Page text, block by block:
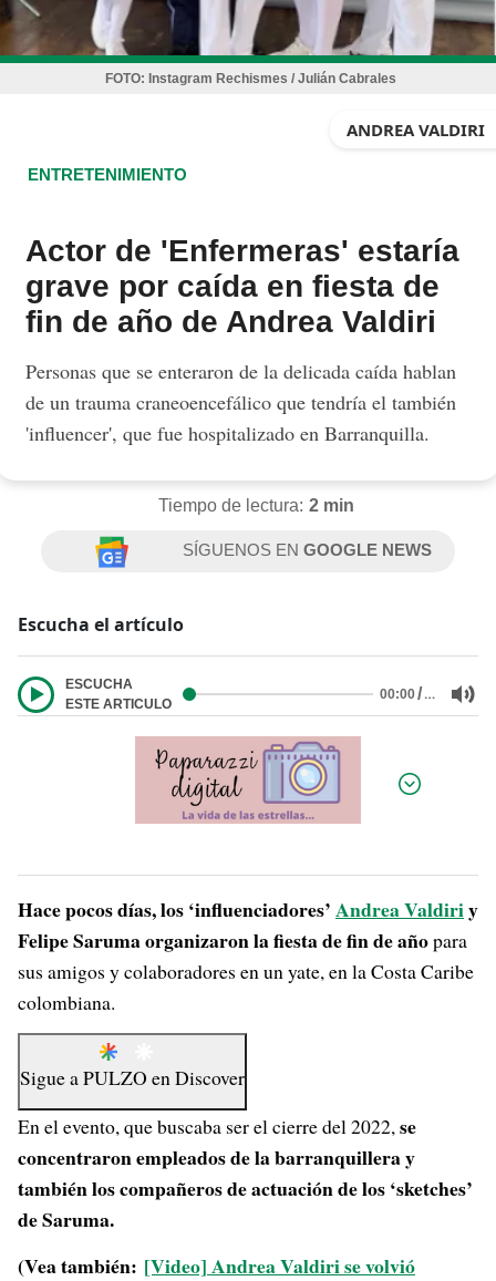
FOTO: Instagram Rechismes / Julián Cabrales
ANDREA VALDIRI
ENTRETENIMIENTO
Actor de 'Enfermeras' estaría
grave por caída en fiesta de
fin de año de Andrea Valdiri
Personas que se enteraron de la delicada caída hablan
de un trauma craneoencefálico que tendría el también
'influencer', que fue hospitalizado en Barranquilla.
Tiempo de lectura: 2 min
SÍGUENOS ENGOOGLE NEWS
Escucha el artículo
ESCUCHA
ESTE ARTICULO
00:00/…
Por:
Hace pocos días, los ‘influenciadores’Andrea Valdiriy
Felipe Saruma organizaron la fiesta de fin de añopara
sus amigos y colaboradores en un yate, en la Costa Caribe
colombiana.
Sigue aPULZO enDiscover
En el evento, que buscaba ser el cierre del 2022,se
concentraron empleados de la barranquillera y
también los compañeros de actuación de los ‘sketches’
de Saruma.
(Vea también: [Video] Andrea Valdiri se volvió